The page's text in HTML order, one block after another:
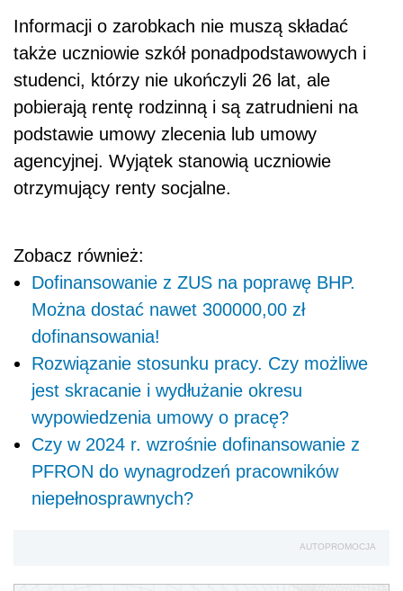
Informacji o zarobkach nie muszą składać
także uczniowie szkół ponadpodstawowych i
studenci, którzy nie ukończyli 26 lat, ale
pobierają rentę rodzinną i są zatrudnieni na
podstawie umowy zlecenia lub umowy
agencyjnej. Wyjątek stanowią uczniowie
otrzymujący renty socjalne.
Zobacz również:
Dofinansowanie z ZUS na poprawę BHP.
Można dostać nawet 300000,00 zł
dofinansowania!
Rozwiązanie stosunku pracy. Czy możliwe
jest skracanie i wydłużanie okresu
wypowiedzenia umowy o pracę?
Czy w 2024 r. wzrośnie dofinansowanie z
PFRON do wynagrodzeń pracowników
niepełnosprawnych?
AUTOPROMOCJA